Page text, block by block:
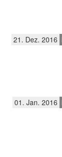
21. Dez. 2016
01. Jan. 2016